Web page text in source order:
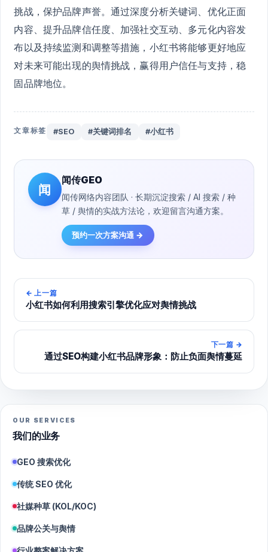
挑战，保护品牌声誉。通过深度分析关键词、优化正面
内容、提升品牌信任度、加强社交互动、多元化内容发
布以及持续监测和调整等措施，小红书将能够更好地应
对未来可能出现的舆情挑战，赢得用户信任与支持，稳
固品牌地位。
文章标签 #SEO #关键词排名 #小红书
闻
闻传GEO
闻传网络内容团队 · 长期沉淀搜索 / AI 搜索 / 种
草 / 舆情的实战方法论，欢迎留言沟通方案。
预约一次方案沟通 →
← 上一篇
小红书如何利用搜索引擎优化应对舆情挑战
下一篇 →
通过SEO构建小红书品牌形象：防止负面舆情蔓延
OUR SERVICES
我们的业务
GEO 搜索优化
传统 SEO 优化
社媒种草 (KOL/KOC)
品牌公关与舆情